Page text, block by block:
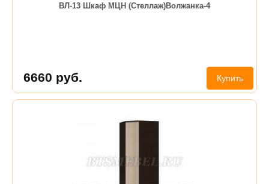
ВЛ-13 Шкаф МЦН (Стеллаж)Волжанка-4
6660 руб. Купить